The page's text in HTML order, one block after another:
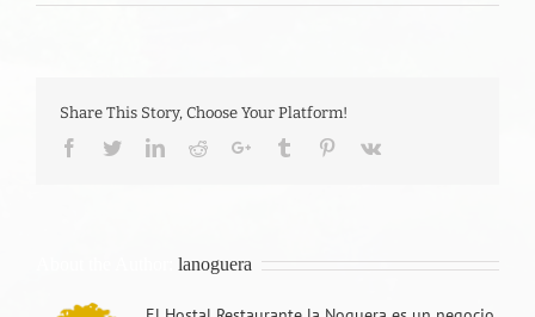
Share This Story, Choose Your Platform!
Facebook
TwitterLinkedIn
RedditGoogle+Tumblr Pinterest
Vk
lanoguera